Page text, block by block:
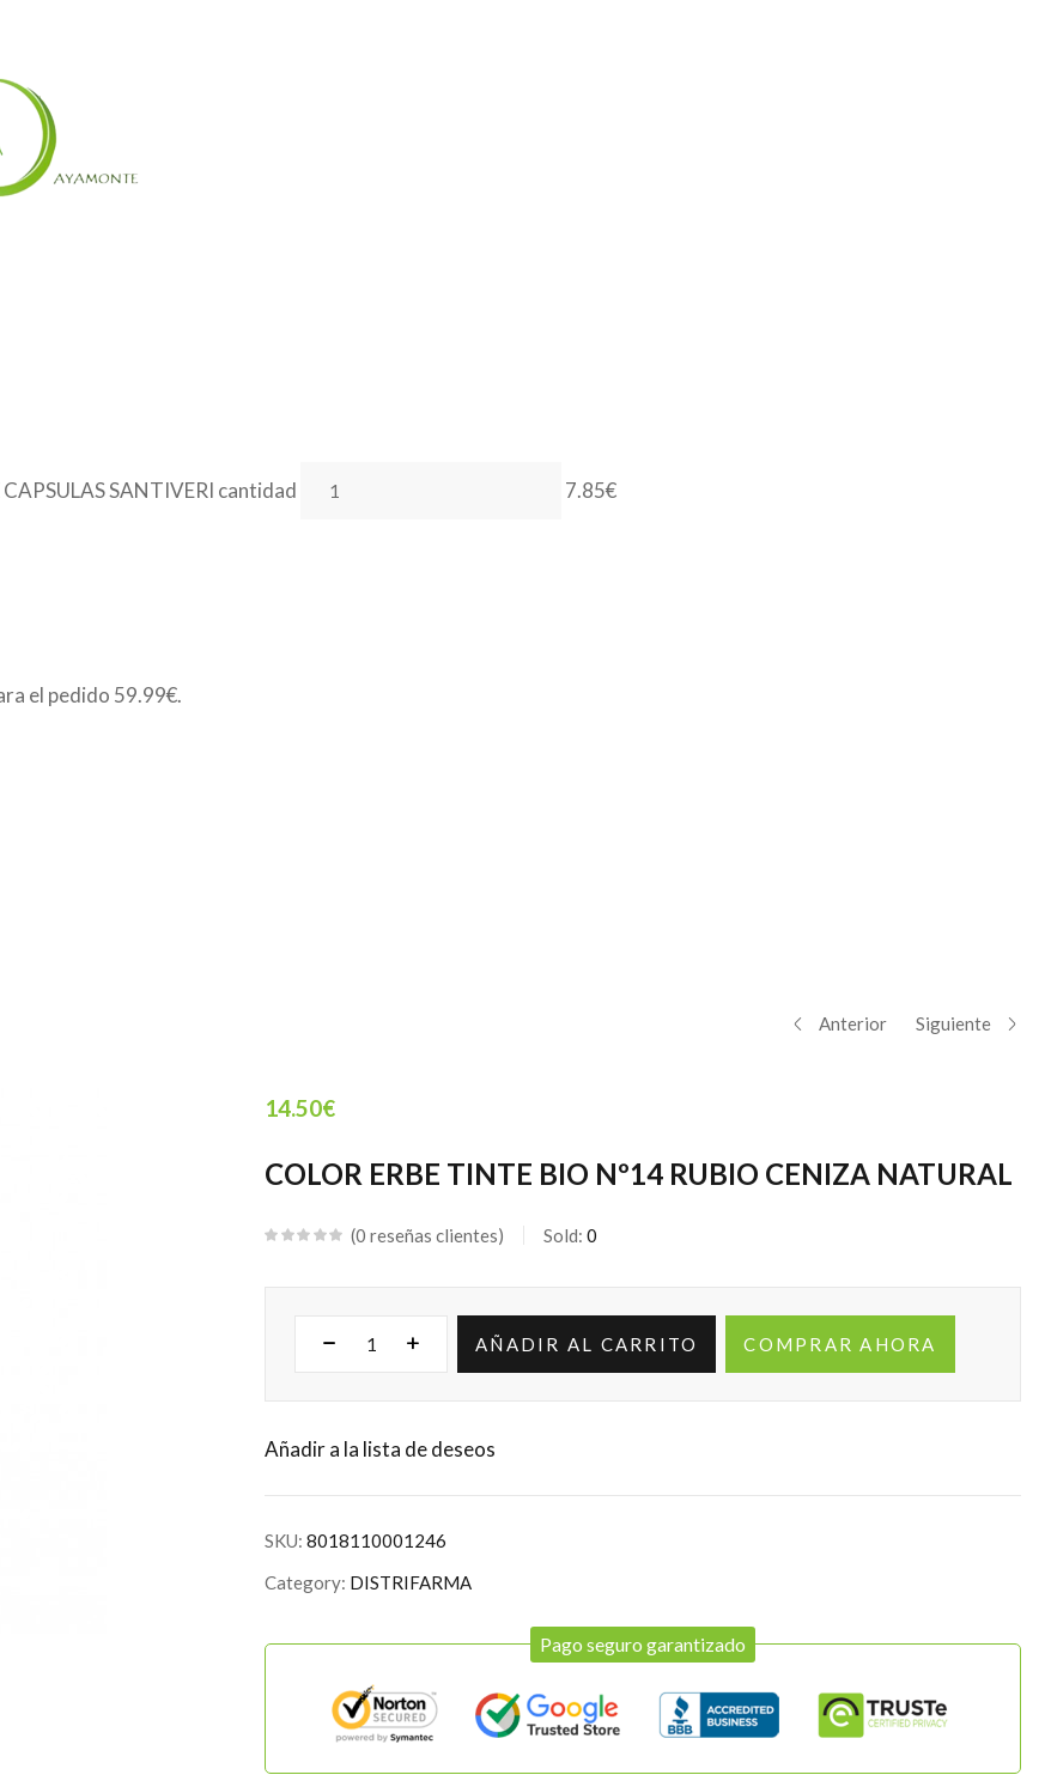
CAPSULAS SANTIVERI cantidad 7.85€
el pedido 59.99€.
Anterior Siguiente
14.50€
COLOR ERBE TINTE BIO Nº14 RUBIO CENIZA NATURAL
0 reseñas clientes Sold: 0
AÑADIR AL CARRITO COMPRAR AHORA
Añadir a la lista de deseos
SKU: 8018110001246
Category: DISTRIFARMA
Pago seguro garantizado